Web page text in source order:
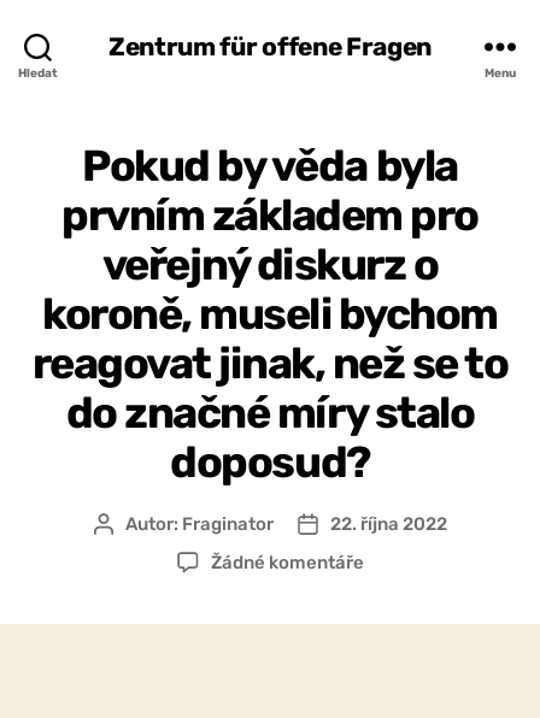
Hledat
Zentrum für offene Fragen
Menu
Pokud by věda byla
prvním základem pro
veřejný diskurz o
koroně, museli bychom
reagovat jinak, než se to
do značné míry stalo
doposud?
Autor
příspěvku
Autor: Fraginator
Datum
příspěvku
22. října 2022
Žádné komentářeu